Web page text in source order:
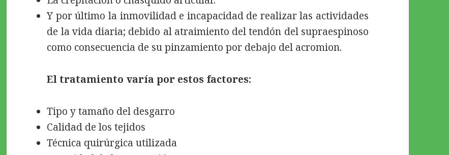
Y por último la inmovilidad e incapacidad de realizar las actividades
de la vida diaria; debido al atraimiento del tendón del supraespinoso
como consecuencia de su pinzamiento por debajo del acromion.
El tratamiento varía por estos factores:
Tipo y tamaño del desgarro
Calidad de los tejidos
Técnica quirúrgica utilizada